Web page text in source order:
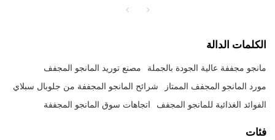
الكلمات الدالة
مانجو مجففة عالية الجودة بالجملة مصنع توريد المانجو المجفف
مورد المانجو المجفف الممتاز
شرائح المانجو المجففة من جلوبال سبلاي
الفوائد الغذائية للمانجو المجفف اتجاهات سوق المانجو المجففة
فئات